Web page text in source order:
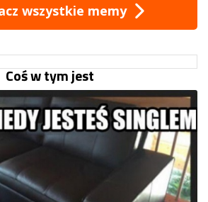
wszystkie memy
Coś w tym jest